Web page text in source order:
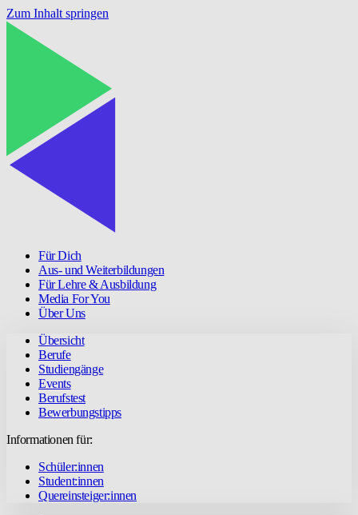
Zum Inhalt springen
Für Dich
Aus- und Weiterbildungen
Für Lehre & Ausbildung
Media For You
Über Uns
Übersicht
Berufe
Studiengänge
Events
Berufstest
Bewerbungstipps
Informationen für:
Schüler:innen
Student:innen
Quereinsteiger:innen